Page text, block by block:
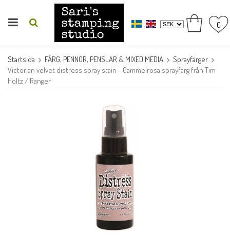
0
Startsida FÄRG, PENNOR, PENSLAR & MIXED MEDIA
Sprayfärger
Victorian velvet distress spray stain - Gammelrosa sprayfärg från Tim
Holtz / Ranger